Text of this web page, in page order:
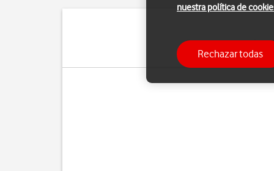
Puedes utilizar la
nuestra política de
Rechazar todas